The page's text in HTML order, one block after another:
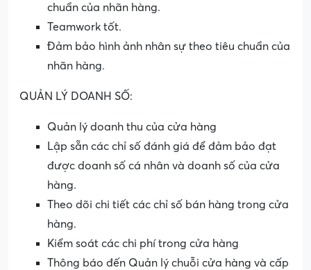
chuẩn của nhãn hàng.
Teamwork tốt.
Đảm bảo hình ảnh nhân sự theo tiêu chuẩn của
nhãn hàng.
QUẢN LÝ DOANH SỐ:
Quản lý doanh thu của cửa hàng
Lập sẵn các chỉ số đánh giá để đảm bảo đạt
được doanh số cá nhân và doanh số của cửa
hàng.
Theo dõi chi tiết các chỉ số bán hàng trong cửa
hàng.
Kiểm soát các chi phí trong cửa hàng
Thông báo đến Quản lý chuỗi cửa hàng và cấp